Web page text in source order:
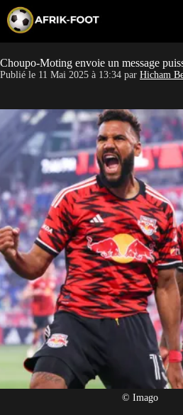
p
o
c
n
CAN
Pays
Clubs
Paris
Choupo-Moting envoie un message
Publié le 11 Mai 2025 à 13:34 par Hicham
© Imago